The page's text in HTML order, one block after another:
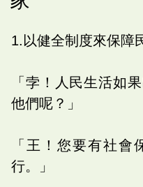
1.以健全制度來保障
「孛！人民生活如
他們呢？」
「王！您要有社
行。」